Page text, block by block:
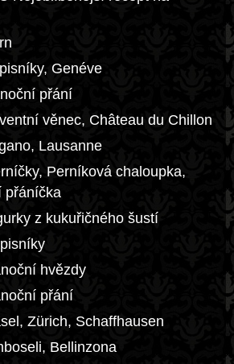
Genéve
přání
věnec, Château du Chillon
Lausanne
Perníková chaloupka,
přáníčka
z kukuřičného šustí
hvězdy
přání
Zürich, Schaffhausen
Bellinzona